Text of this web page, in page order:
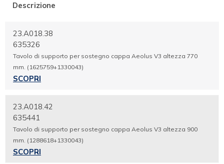
Descrizione
23.A018.38
635326
Tavolo di supporto per sostegno cappa Aeolus V3 altezza 770
mm. (1625759+1330043)
SCOPRI
23.A018.42
635441
Tavolo di supporto per sostegno cappa Aeolus V3 altezza 900
mm. (1288618+1330043)
SCOPRI